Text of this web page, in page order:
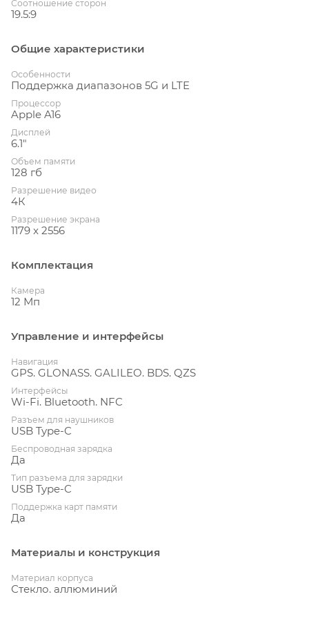
Соотношение сторон
19.5:9
Общие характеристики
Особенности
Поддержка диапазонов 5G и LTE
Процессор
Apple A16
Дисплей
6.1"
Объем памяти
128 гб
Разрешение видео
4К
Разрешение экрана
1179 x 2556
Комплектация
Камера
12 Мп
Управление и интерфейсы
Навигация
GPS. GLONASS. GALILEO. BDS. QZS
Интерфейсы
Wi-Fi. Bluetooth. NFC
Разъем для наушников
USB Type-C
Беспроводная зарядка
Да
Тип разъема для зарядки
USB Type-C
Поддержка карт памяти
Да
Материалы и конструкция
Материал корпуса
Стекло. аллюминий